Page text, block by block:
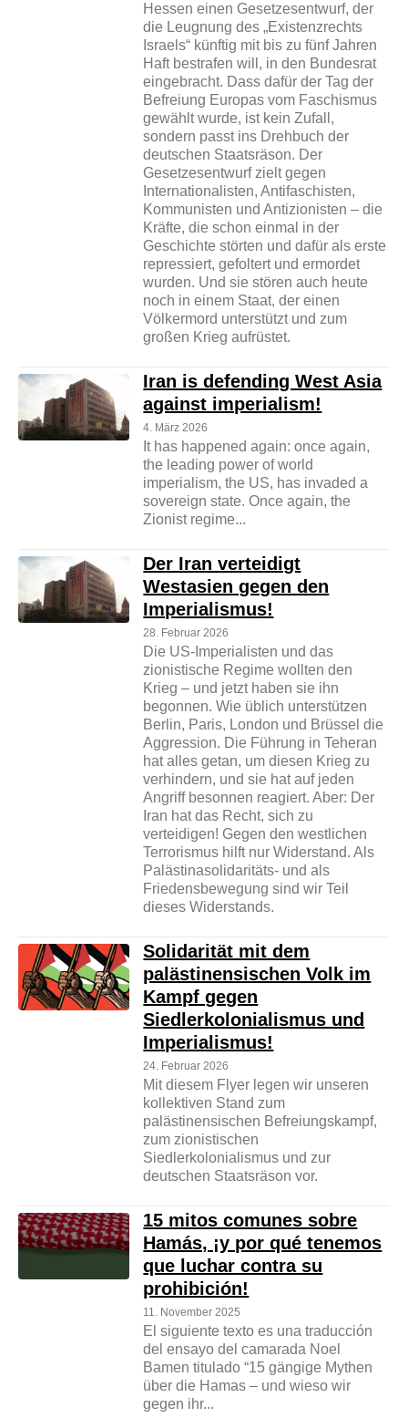
Hessen einen Gesetzesentwurf, der
die Leugnung des „Existenzrechts
Israels“ künftig mit bis zu fünf Jahren
Haft bestrafen will, in den Bundesrat
eingebracht. Dass dafür der Tag der
Befreiung Europas vom Faschismus
gewählt wurde, ist kein Zufall,
sondern passt ins Drehbuch der
deutschen Staatsräson. Der
Gesetzesentwurf zielt gegen
Internationalisten, Antifaschisten,
Kommunisten und Antizionisten – die
Kräfte, die schon einmal in der
Geschichte störten und dafür als erste
repressiert, gefoltert und ermordet
wurden. Und sie stören auch heute
noch in einem Staat, der einen
Völkermord unterstützt und zum
großen Krieg aufrüstet.
Iran is defending West Asia
against imperialism!
4. März 2026
It has happened again: once again,
the leading power of world
imperialism, the US, has invaded a
sovereign state. Once again, the
Zionist regime...
Der Iran verteidigt
Westasien gegen den
Imperialismus!
28. Februar 2026
Die US-Imperialisten und das
zionistische Regime wollten den
Krieg – und jetzt haben sie ihn
begonnen. Wie üblich unterstützen
Berlin, Paris, London und Brüssel die
Aggression. Die Führung in Teheran
hat alles getan, um diesen Krieg zu
verhindern, und sie hat auf jeden
Angriff besonnen reagiert. Aber: Der
Iran hat das Recht, sich zu
verteidigen! Gegen den westlichen
Terrorismus hilft nur Widerstand. Als
Palästinasolidaritäts- und als
Friedensbewegung sind wir Teil
dieses Widerstands.
Solidarität mit dem
palästinensischen Volk im
Kampf gegen
Siedlerkolonialismus und
Imperialismus!
24. Februar 2026
Mit diesem Flyer legen wir unseren
kollektiven Stand zum
palästinensischen Befreiungskampf,
zum zionistischen
Siedlerkolonialismus und zur
deutschen Staatsräson vor.
15 mitos comunes sobre
Hamás, ¡y por qué tenemos
que luchar contra su
prohibición!
11. November 2025
El siguiente texto es una traducción
del ensayo del camarada Noel
Bamen titulado “15 gängige Mythen
über die Hamas – und wieso wir
gegen ihr...